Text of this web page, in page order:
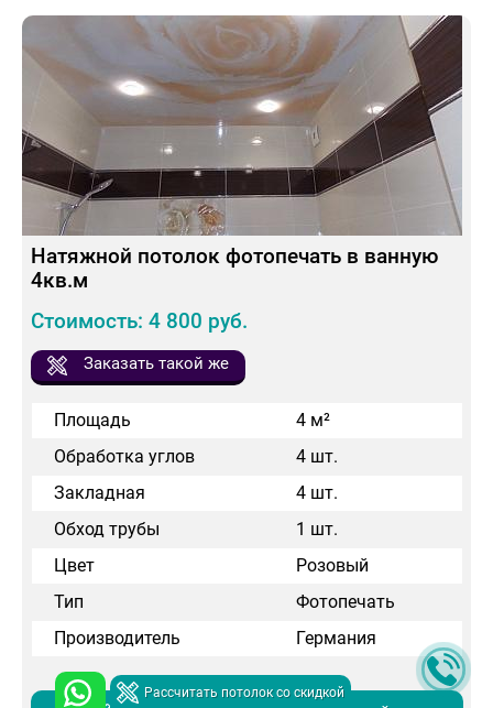
Натяжной потолок фотопечать в ванную
4кв.м
Стоимость: 4 800 руб.
Заказать такой же
Площадь
4 м²
Обработка углов
4 шт.
Закладная
4 шт.
Обход трубы
1 шт.
Цвет
Розовый
Тип
Фотопечать
Производитель
Германия
Рассчитать потолок со скидкой